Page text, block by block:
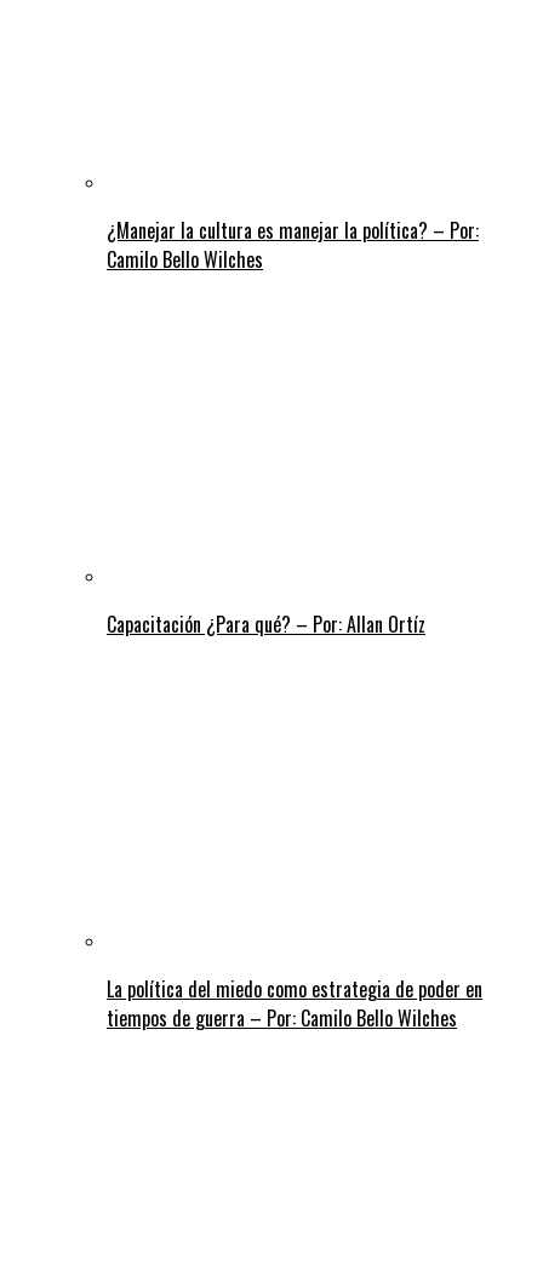
¿Manejar la cultura es manejar la política? – Por:
Camilo Bello Wilches
Capacitación ¿Para qué? – Por: Allan Ortíz
La política del miedo como estrategia de poder en
tiempos de guerra – Por: Camilo Bello Wilches